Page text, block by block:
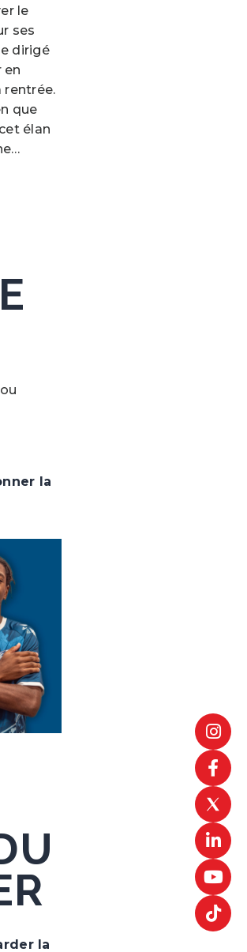
le
ses
dirigé
en
rentrée.
que
élan
la
la